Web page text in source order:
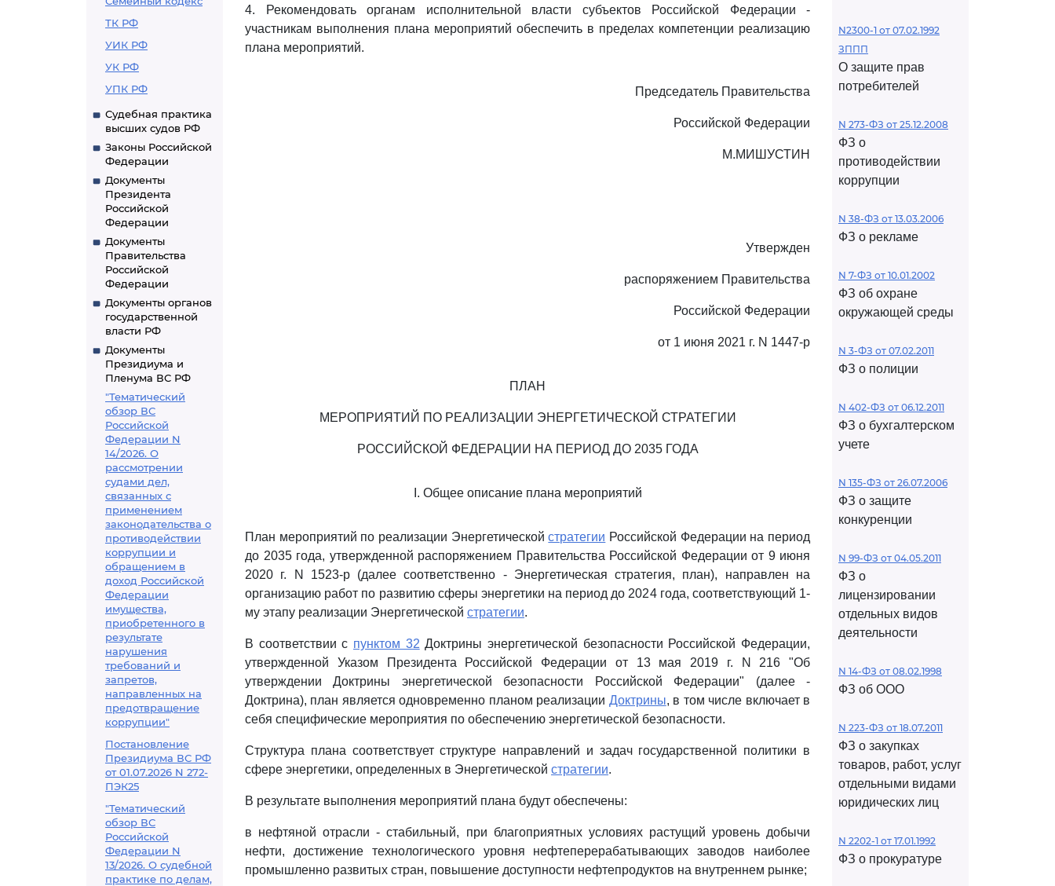
ТК РФ
УИК РФ
УК РФ
УПК РФ
Судебная практика
высших судов РФ
Законы Российской
Федерации
Документы
Президента
Российской
Федерации
Документы
Правительства
Российской
Федерации
Документы органов
государственной
власти РФ
Документы
Президиума и
Пленума ВС РФ
"Тематический
обзор ВС
Российской
Федерации N
14/2026. О
рассмотрении
судами дел,
связанных с
применением
законодательства о
противодействии
коррупции и
обращением в
доход Российской
Федерации
имущества,
приобретенного в
результате
нарушения
требований и
запретов,
направленных на
предотвращение
коррупции"
Постановление
Президиума ВС РФ
от 01.07.2026 N 272-
ПЭК25
"Тематический
обзор ВС
Российской
Федерации N
13/2026. О судебной
практике по делам,
4. Рекомендовать органам исполнительной власти субъектов Российской Федерации -
участникам выполнения плана мероприятий обеспечить в пределах компетенции реализацию
плана мероприятий.
Председатель Правительства
Российской Федерации
М.МИШУСТИН
Утвержден
распоряжением Правительства
Российской Федерации
от 1 июня 2021 г. N 1447-р
ПЛАН
МЕРОПРИЯТИЙ ПО РЕАЛИЗАЦИИ ЭНЕРГЕТИЧЕСКОЙ СТРАТЕГИИ
РОССИЙСКОЙ ФЕДЕРАЦИИ НА ПЕРИОД ДО 2035 ГОДА
I. Общее описание плана мероприятий
План мероприятий по реализации Энергетическойстратегии Российской Федерации на период
до 2035 года, утвержденной распоряжением Правительства Российской Федерации от 9 июня
2020 г. N 1523-р (далее соответственно - Энергетическая стратегия, план), направлен на
организацию работ по развитию сферы энергетики на период до 2024 года, соответствующий 1-
му этапу реализации Энергетической стратегии.
В соответствии с пунктом 32 Доктрины энергетической безопасности Российской Федерации,
утвержденной Указом Президента Российской Федерации от 13 мая 2019 г. N 216 "Об
утверждении Доктрины энергетической безопасности Российской Федерации" (далее -
Доктрина), план является одновременно планом реализации Доктрины, в том числе включает в
себя специфические мероприятия по обеспечению энергетической безопасности.
Структура плана соответствует структуре направлений и задач государственной политики в
сфере энергетики, определенных в Энергетической стратегии.
В результате выполнения мероприятий плана будут обеспечены:
в нефтяной отрасли - стабильный, при благоприятных условиях растущий уровень добычи
нефти, достижение технологического уровня нефтеперерабатывающих заводов наиболее
промышленно развитых стран, повышение доступности нефтепродуктов на внутреннем рынке;
N2300-1 от 07.02.1992
ЗППП
О защите прав
потребителей
N 273-ФЗ от 25.12.2008
ФЗ о
противодействии
коррупции
N 38-ФЗ от 13.03.2006
ФЗ о рекламе
N 7-ФЗ от 10.01.2002
ФЗ об охране
окружающей среды
N 3-ФЗ от 07.02.2011
ФЗ о полиции
N 402-ФЗ от 06.12.2011
ФЗ о бухгалтерском
учете
N 135-ФЗ от 26.07.2006
ФЗ о защите
конкуренции
N 99-ФЗ от 04.05.2011
ФЗ о
лицензировании
отдельных видов
деятельности
N 14-ФЗ от 08.02.1998
ФЗ об ООО
N 223-ФЗ от 18.07.2011
ФЗ о закупках
товаров, работ, услуг
отдельными видами
юридических лиц
N 2202-1 от 17.01.1992
ФЗ о прокуратуре